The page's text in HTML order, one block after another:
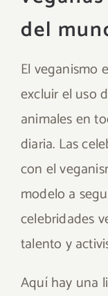
del
El veganismo
excluir el uso
animales en
diaria. Las
con el
modelo a
celebridades
talento y
Aquí hay una